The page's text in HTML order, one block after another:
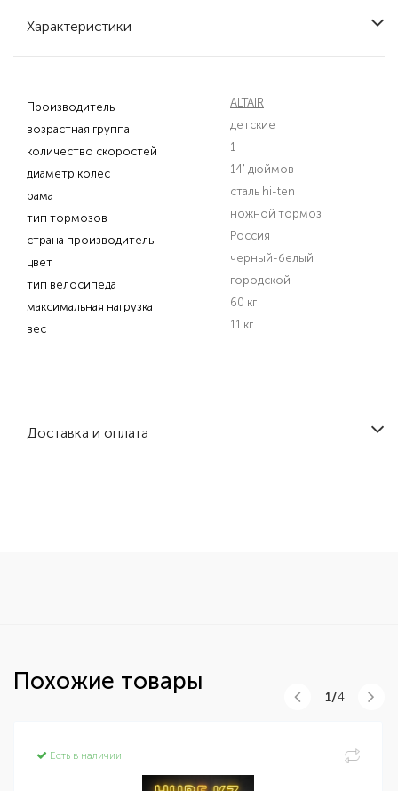
Характеристики
Производитель
ALTAIR
возрастная группа
детские
количество скоростей
1
диаметр колес
14' дюймов
рама
сталь hi-ten
тип тормозов
ножной тормоз
страна производитель
Россия
цвет
черный-белый
тип велосипеда
городской
максимальная нагрузка
60 кг
вес
11 кг
Доставка и оплата
Похожие товары
Есть в наличии
1/4